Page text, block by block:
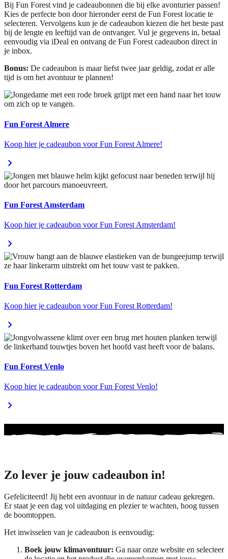
Bij Fun Forest vind je cadeaubonnen die bij elke avonturier passen!
Kies de perfecte bon door hieronder eerst de Fun Forest locatie te
selecteren. Vervolgens kun je de cadeaubon kiezen die het beste past
bij de lengte en leeftijd van de ontvanger. Vul je gegevens in, betaal
eenvoudig via iDeal en ontvang de Fun Forest cadeaubon direct in
je inbox.
Bonus: De cadeaubon is maar liefst twee jaar geldig, zodat er alle
tijd is om het avontuur te plannen!
Fun Forest Almere
Koop hier je cadeaubon voor Fun Forest Almere!
chevron_right
Fun Forest Amsterdam
Koop hier je cadeaubon voor Fun Forest Amsterdam!
chevron_right
Fun Forest Rotterdam
Koop hier je cadeaubon voor Fun Forest Rotterdam!
chevron_right
Fun Forest Venlo
Koop hier je cadeaubon voor Fun Forest Venlo!
chevron_right
Zo lever je jouw cadeaubon in!
Gefeliciteerd! Jij hebt een avontuur in de natuur cadeau gekregen.
Er staat je een dag vol uitdaging en plezier te wachten, hoog tussen
de boomtoppen.
Het inwisselen van je cadeaubon is eenvoudig:
Boek jouw klimavontuur: Ga naar onze website en selecteer